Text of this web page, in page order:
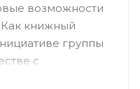
возможности
Как книжный
группы
с